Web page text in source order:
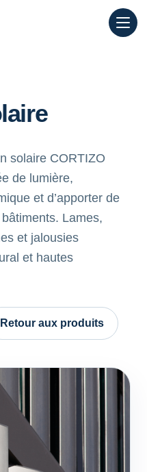
dans les fenêtres
solaire CORTIZO
de lumière,
et d’apporter de
Lames,
et jalousies
et hautes
Retour aux produits